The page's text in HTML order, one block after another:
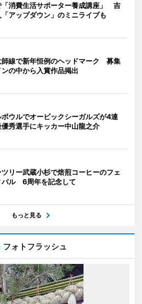
「消費生活サポーター養成講座」 吉
アップダウン」のミニライブも
師線で新年恒例のヘッドマーク 募集
の中から入賞作品掲出
ウルでオービックシーガルズが4連
秀選手にキッカー中山龍之介
ツリー武蔵小杉で焙煎コーヒーのフェ
バル 6周年を記念して
もっと見る
フォトフラッシュ